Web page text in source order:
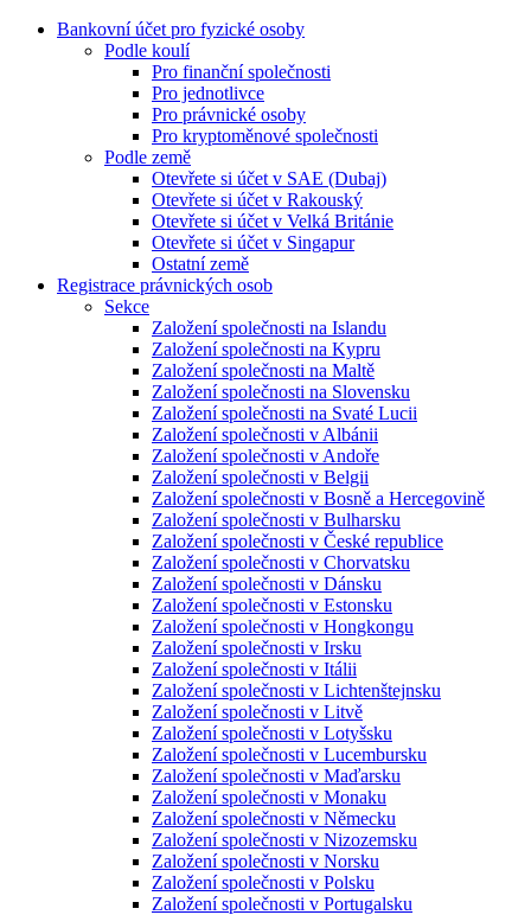
Bankovní účet pro fyzické osoby
Podle koulí
Pro finanční společnosti
Pro jednotlivce
Pro právnické osoby
Pro kryptoměnové společnosti
Podle země
Otevřete si účet v SAE (Dubaj)
Otevřete si účet v Rakouský
Otevřete si účet v Velká Británie
Otevřete si účet v Singapur
Ostatní země
Registrace právnických osob
Sekce
Založení společnosti na Islandu
Založení společnosti na Kypru
Založení společnosti na Maltě
Založení společnosti na Slovensku
Založení společnosti na Svaté Lucii
Založení společnosti v Albánii
Založení společnosti v Andoře
Založení společnosti v Belgii
Založení společnosti v Bosně a Hercegovině
Založení společnosti v Bulharsku
Založení společnosti v České republice
Založení společnosti v Chorvatsku
Založení společnosti v Dánsku
Založení společnosti v Estonsku
Založení společnosti v Hongkongu
Založení společnosti v Irsku
Založení společnosti v Itálii
Založení společnosti v Lichtenštejnsku
Založení společnosti v Litvě
Založení společnosti v Lotyšsku
Založení společnosti v Lucembursku
Založení společnosti v Maďarsku
Založení společnosti v Monaku
Založení společnosti v Německu
Založení společnosti v Nizozemsku
Založení společnosti v Norsku
Založení společnosti v Polsku
Založení společnosti v Portugalsku